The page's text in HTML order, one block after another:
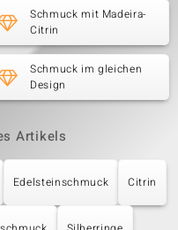
Schmuck mit Madeira-
Citrin
Schmuck im gleichen
Design
Artikels
Edelsteinschmuck Citrin